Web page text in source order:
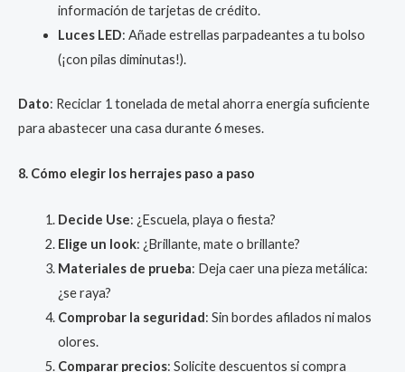
información de tarjetas de crédito.
Luces LED: Añade estrellas parpadeantes a tu bolso
(¡con pilas diminutas!).
Dato: Reciclar 1 tonelada de metal ahorra energía suficiente
para abastecer una casa durante 6 meses.
8. Cómo elegir los herrajes paso a paso
Decide Use: ¿Escuela, playa o fiesta?
Elige un look: ¿Brillante, mate o brillante?
Materiales de prueba: Deja caer una pieza metálica:
¿se raya?
Comprobar la seguridad: Sin bordes afilados ni malos
olores.
Comparar precios: Solicite descuentos si compra